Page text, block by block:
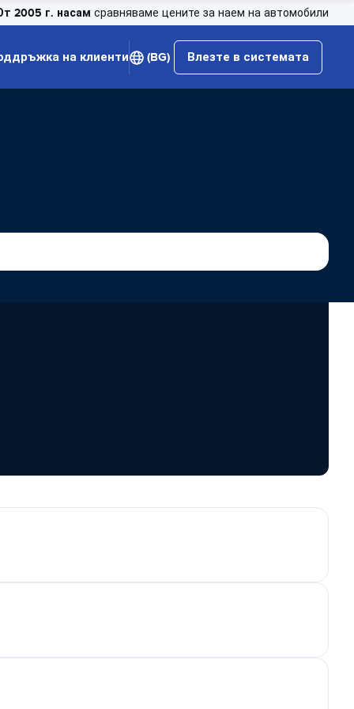
2005 г. насам сравняваме цените за наем на автомобили
на клиенти (BG) Влезте в системата